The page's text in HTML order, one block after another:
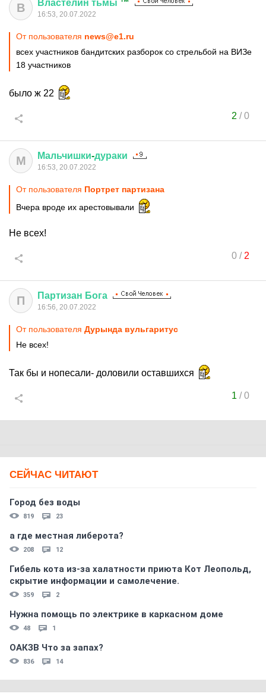
В Властелин тьмы ™
16:53, 20.07.2022
От пользователя news@e1.ru
всех участников бандитских разборок со стрельбой на ВИЗе
18 участников
было ж 22
2 /0
М Мальчишки-дураки
16:53, 20.07.2022
От пользователя Портрет партизана
Вчера вроде их арестовывали
Не всех!
0/ 2
П Партизан Бога
16:56, 20.07.2022
От пользователя Дурында вульгаритус
Не всех!
Так бы и нопесали- доловили оставшихся
1 /0
СЕЙЧАС ЧИТАЮТ
Город без воды
819 23
а где местная либерота?
208 12
Гибель кота из-за халатности приюта Кот Леопольд,
скрытиe информации и самолечение.
359 2
Нужна помощь по электрике в каркасном доме
48 1
ОАКЗВ Что за запах?
836 14